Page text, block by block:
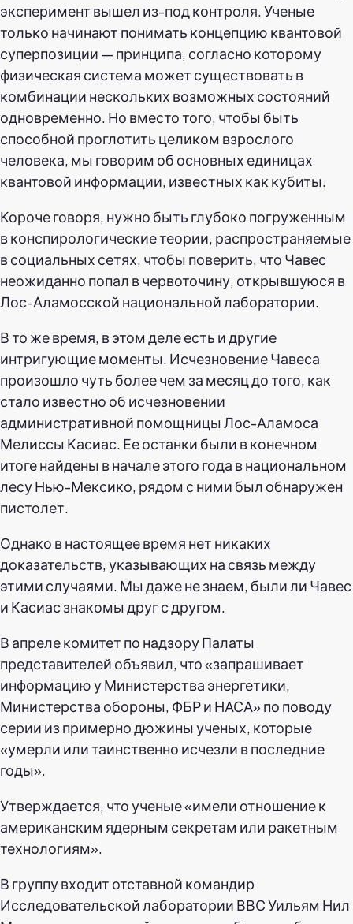
эксперимент вышел из-под контроля. Ученые
только начинают понимать концепцию квантовой
суперпозиции — принципа, согласно которому
физическая система может существовать в
комбинации нескольких возможных состояний
одновременно. Но вместо того, чтобы быть
способной проглотить целиком взрослого
человека, мы говорим об основных единицах
квантовой информации, известных как кубиты.
Короче говоря, нужно быть глубоко погруженным
в конспирологические теории, распространяемые
в социальных сетях, чтобы поверить, что Чавес
неожиданно попал в червоточину, открывшуюся в
Лос-Аламосской национальной лаборатории.
В то же время, в этом деле есть и другие
интригующие моменты. Исчезновение Чавеса
произошло чуть более чем за месяц до того, как
стало известно об исчезновении
административной помощницы Лос-Аламоса
Мелиссы Касиас. Ее останки были в конечном
итоге найдены в начале этого года в национальном
лесу Нью-Мексико, рядом с ними был обнаружен
пистолет.
Однако в настоящее время нет никаких
доказательств, указывающих на связь между
этими случаями. Мы даже не знаем, были ли Чавес
и Касиас знакомы друг с другом.
В апреле комитет по надзору Палаты
представителей объявил, что «запрашивает
информацию у Министерства энергетики,
Министерства обороны, ФБР и НАСА» по поводу
серии из примерно дюжины ученых, которые
«умерли или таинственно исчезли в последние
годы».
Утверждается, что ученые «имели отношение к
американским ядерным секретам или ракетным
технологиям».
В группу входит отставной командир
Исследовательской лаборатории ВВС Уильям Нил